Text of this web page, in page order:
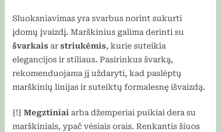
Sluoksniavimas yra svarbus norint sukurti
įdomų įvaizdį. Marškinius galima derinti su
švarkais ar striukėmis, kurie suteikia
elegancijos ir stiliaus. Pasirinkus švarką,
rekomenduojama jį uždaryti, kad paslėptų
marškinių linijas ir suteiktų formalesnę išvaizdą.
{!} Megztiniai arba džemperiai puikiai dera su
marškiniais, ypač vėsiais orais. Renkantis šiuos